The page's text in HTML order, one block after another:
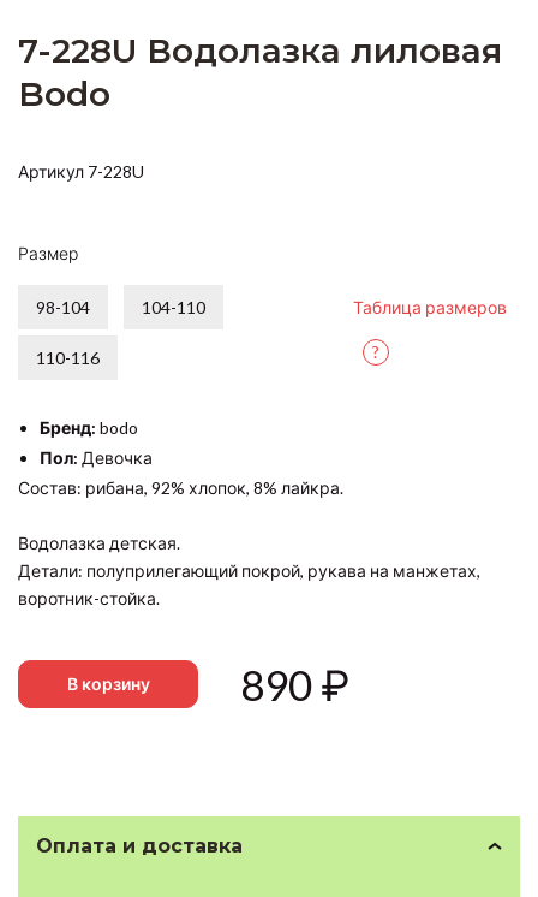
7-228U Водолазка лиловая
Bodo
Артикул 7-228U
Размер
98-104 104-110
110-116
Таблица размеров
?
Бренд: bodo
Пол: Девочка
Состав: рибана, 92% хлопок, 8% лайкра.
Водолазка детская.
Детали: полуприлегающий покрой, рукава на манжетах,
воротник-стойка.
В корзину 890₽
Оплата и доставка